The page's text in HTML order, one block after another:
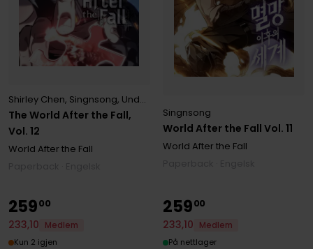
The World After the Fall,
Vol. 12
Shirley Chen, Singnsong, Undead Gamja(3B2S STUDIO)
World After the Fall
World After the Fall Vol. 11
Singnsong
World After the Fall
25900
233,10
Medlem
Kun 2 igjen
25900
233,10
Medlem
På nettlager